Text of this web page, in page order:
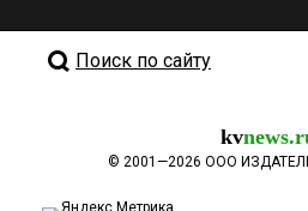
Поиск по сайту
kv
© 2001—2026 ООО